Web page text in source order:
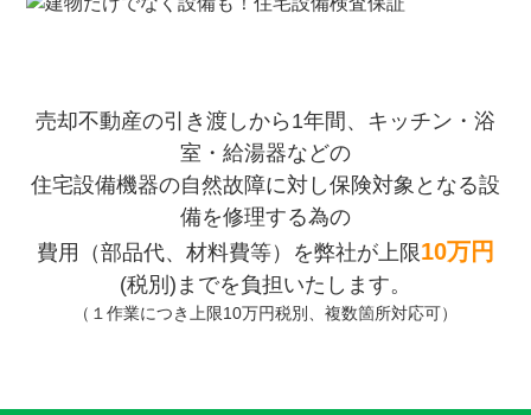
売却不動産の引き渡しから1年間、キッチン・浴
室・給湯器などの
住宅設備機器の自然故障に対し保険対象となる設
備を修理する為の
費用（部品代、材料費等）を弊社が上限10万円
(税別)までを負担いたします。
（１作業につき上限10万円税別、複数箇所対応可）